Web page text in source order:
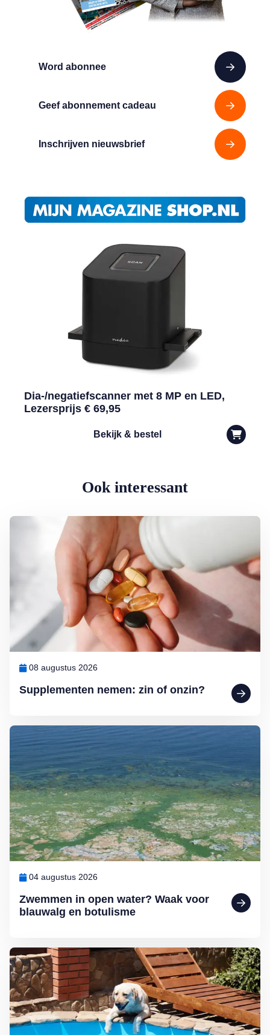
Word abonnee
Geef abonnement cadeau
Inschrijven nieuwsbrief
Dia-/negatiefscanner met 8 MP en LED,
Lezersprijs € 69,95
Bekijk & bestel
Ook interessant
Supplementen nemen: zin of onzin?
08 augustus 2026
Lees meer over Supplementen nemen: zin of onzin?
Zwemmen in open water? Waak voor
blauwalg en botulisme
04 augustus 2026
Lees meer over Zwemmen in open water? Waak voor blauwalg en
Lees meer over De hondsdagen zijn begonnen: waarom voedsel